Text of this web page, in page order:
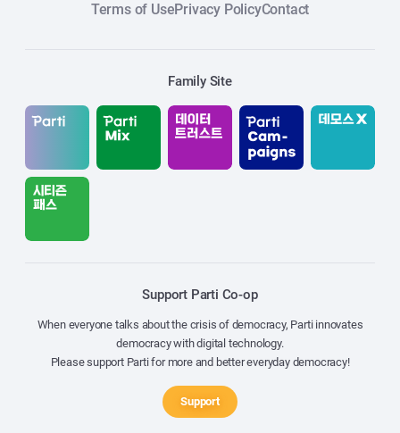
Terms of UsePrivacy PolicyContact
Family Site
Support Parti Co-op
When everyone talks about the crisis of democracy, Parti innovates
democracy with digital technology.
Please support Parti for more and better everyday democracy!
Support